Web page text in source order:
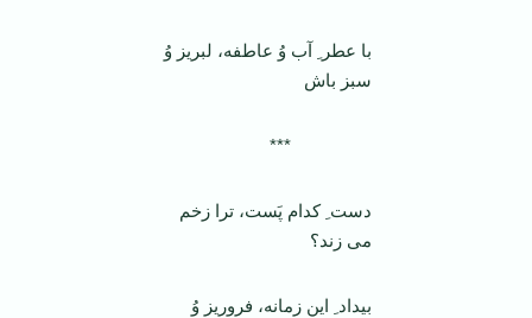
با عطر ِ آب وُ عاطفه، لبریز وُ
سبز باش
***
دست ِ کدام پَست، ترا زخم
می زند؟
بیداد ِ این زمانه، فروریز وُ